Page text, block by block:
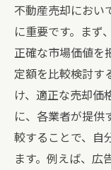
不動産売却におい
に重要です。まず
正確な市場価値を
定額を比較検討す
け、適正な売却価
に、各業者が提供
較することで、自
ます。例えば、広